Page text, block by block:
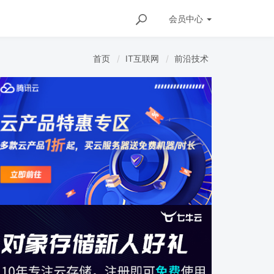
会员中心
首页 IT互联网 前沿技术